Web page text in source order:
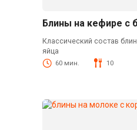
Блины на кефире с
Классический состав
яйца
60 мин. 10